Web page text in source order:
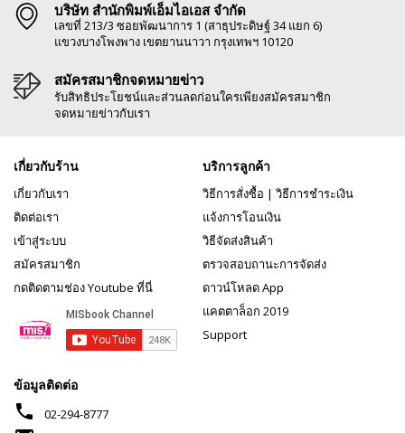
บริษัท สำนักพิมพ์เอ็มไอเอส จำกัด
เลขที่ 213/3 ซอยพัฒนาการ 1 (สาธุประดิษฐ์ 34 แยก 6)
แขวงบางโพงพาง เขตยานนาวา กรุงเทพฯ 10120
สมัครสมาชิกจดหมายข่าว
รับสิทธิประโยชน์และส่วนลดก่อนใครเพียงสมัครสมาชิก
จดหมายข่าวกับเรา
เกี่ยวกับร้าน
เกี่ยวกับเรา
ติดต่อเรา
เข้าสู่ระบบ
สมัครสมาชิก
กดติดตามช่อง Youtube ที่นี่
บริการลูกค้า
วิธีการสั่งซื้อ | วิธีการชำระเงิน
แจ้งการโอนเงิน
วิธีจัดส่งสินค้า
ตรวจสอบถานะการจัดส่ง
ดาวน์โหลด App
แคตตาล็อก 2019
Support
ข้อมูลติดต่อ
phone 02-294-8777